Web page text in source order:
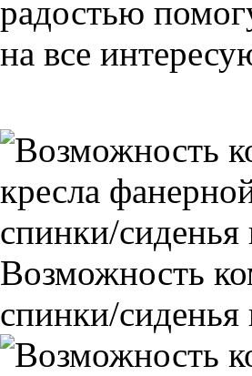
радостью
на все
Возможность
спинки/сиденья